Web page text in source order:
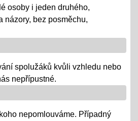
KOMENS
projektovou výuku v
ale s vrstevnickou výukou ve
osoby i jeden druhého,
názory, bez posměchu,
spolužáků kvůli vzhledu nebo
nepřípustné.
nepomlouváme. Případný